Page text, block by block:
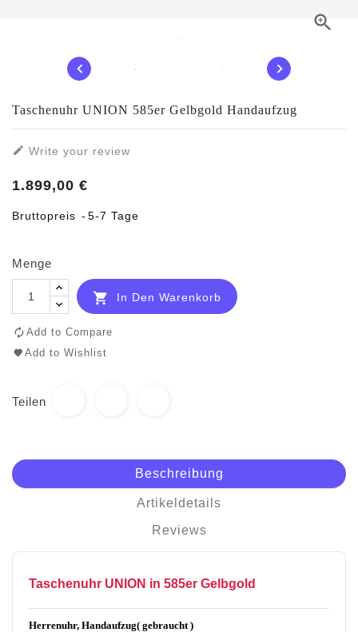

 
Taschenuhr UNION 585er Gelbgold Handaufzug
 Write your review
1.899,00 €
Bruttopreis 5-7 Tage
Menge
 In Den Warenkorb
Add to Compare
Add to Wishlist
Teilen
Beschreibung
Artikeldetails
Reviews
Taschenuhr UNION in 585er Gelbgold
Herrenuhr, Handaufzug( gebraucht )